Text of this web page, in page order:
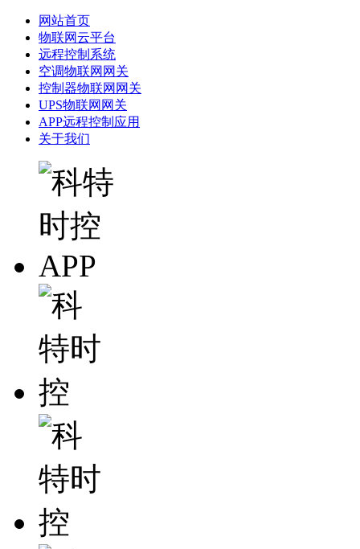
网站首页
物联网云平台
远程控制系统
空调物联网网关
控制器物联网网关
UPS物联网网关
APP远程控制应用
关于我们